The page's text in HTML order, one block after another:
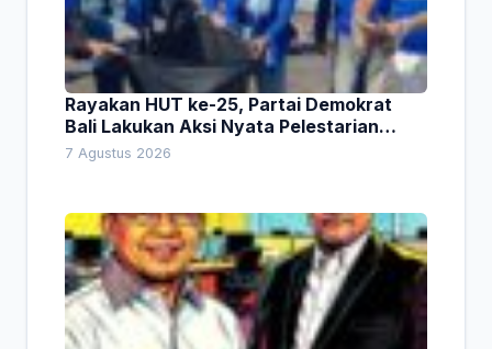
Rayakan HUT ke-25, Partai Demokrat
Bali Lakukan Aksi Nyata Pelestarian
Lingkungan
7 Agustus 2026